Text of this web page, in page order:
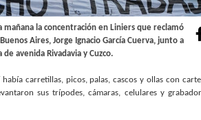
mañana la concentración en Liniers que reclamó
Aires, Jorge Ignacio García Cuerva, junto a
avenida Rivadavia y Cuzco.
carretillas, picos, palas, cascos y ollas con
sus trípodes, cámaras, celulares y